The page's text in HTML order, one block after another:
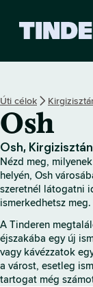
Úti célok
Osh
Osh, Kirgizisztán
Nézd meg,
helyén, Osh
szeretnél látogatni
ismerkedhetsz meg.
A Tinderen
éjszakába egy új
vagy kávézzatok
a várost, esetleg
tartogat még